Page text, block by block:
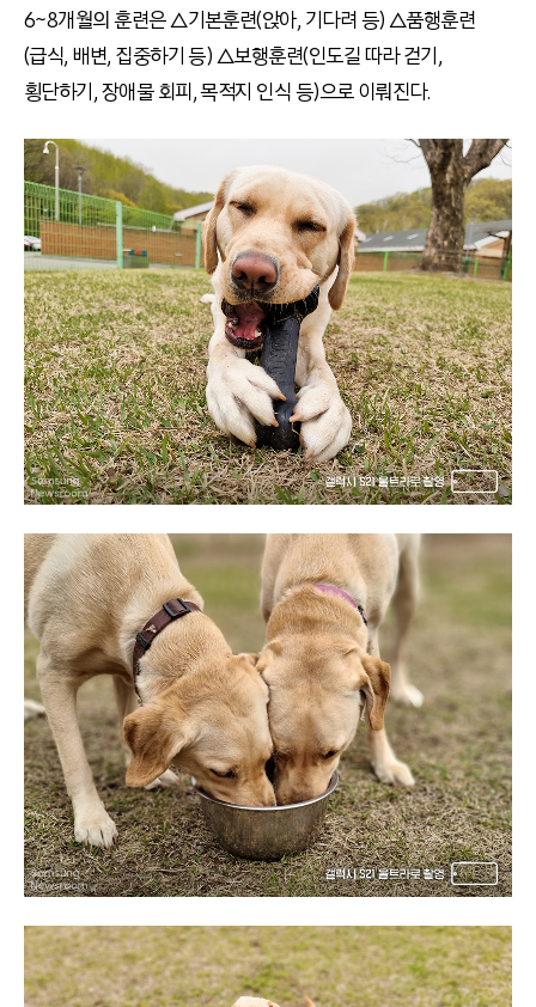
6~8개월의 훈련은 △기본훈련(앉아, 기다려 등) △품행훈련
(급식, 배변, 집중하기 등) △보행훈련(인도길 따라 걷기,
횡단하기, 장애물 회피, 목적지 인식 등)으로 이뤄진다.